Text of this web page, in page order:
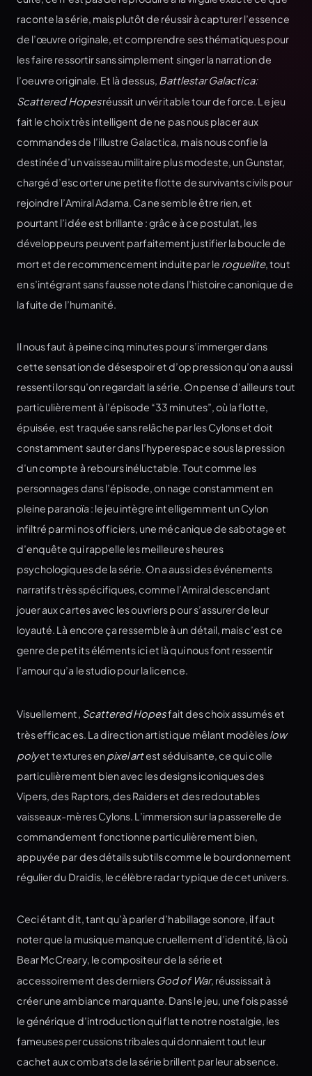
raconte la série, mais plutôt de réussir à capturer l’essence
de l’œuvre originale, et comprendre ses thématiques pour
les faire ressortir sans simplement singer la narration de
l’oeuvre originale. Et là dessus, Battlestar Galactica:
Scattered Hopesréussit un véritable tour de force. Le jeu
fait le choix très intelligent de ne pas nous placer aux
commandes de l’illustre Galactica, mais nous confie la
destinée d’un vaisseau militaire plus modeste, un Gunstar,
chargé d’escorter une petite flotte de survivants civils pour
rejoindre l’Amiral Adama. Ca ne semble être rien, et
pourtant l’idée est brillante : grâce à ce postulat, les
développeurs peuvent parfaitement justifier la boucle de
mort et de recommencement induite par le roguelite, tout
en s’intégrant sans fausse note dans l’histoire canonique de
la fuite de l’humanité.
Il nous faut à peine cinq minutes pour s’immerger dans
cette sensation de désespoir et d’oppression qu’on a aussi
ressenti lorsqu’on regardait la série. On pense d’ailleurs tout
particulièrement à l’épisode “33 minutes”, où la flotte,
épuisée, est traquée sans relâche par les Cylons et doit
constamment sauter dans l’hyperespace sous la pression
d’un compte à rebours inéluctable. Tout comme les
personnages dans l’épisode, on nage constamment en
pleine paranoïa : le jeu intègre intelligemment un Cylon
infiltré parmi nos officiers, une mécanique de sabotage et
d’enquête qui rappelle les meilleures heures
psychologiques de la série. On a aussi des événements
narratifs très spécifiques, comme l’Amiral descendant
jouer aux cartes avec les ouvriers pour s’assurer de leur
loyauté. Là encore ça ressemble à un détail, mais c’est ce
genre de petits éléments ici et là qui nous font ressentir
l’amour qu’a le studio pour la licence.
Visuellement, Scattered Hopesfait des choix assumés et
très efficaces. La direction artistique mêlant modèleslow
polyet textures enpixel artest séduisante, ce qui colle
particulièrement bien avec les designs iconiques des
Vipers, des Raptors, des Raiders et des redoutables
vaisseaux-mères Cylons. L’immersion sur la passerelle de
commandement fonctionne particulièrement bien,
appuyée par des détails subtils comme le bourdonnement
régulier du Draidis, le célèbre radar typique de cet univers.
Ceci étant dit, tant qu’à parler d’habillage sonore, il faut
noter que la musique manque cruellement d’identité, là où
Bear McCreary, le compositeur de la série et
accessoirement des derniers God of War, réussissait à
créer une ambiance marquante. Dans le jeu, une fois passé
le générique d’introduction qui flatte notre nostalgie, les
fameuses percussions tribales qui donnaient tout leur
cachet aux combats de la série brillent par leur absence.